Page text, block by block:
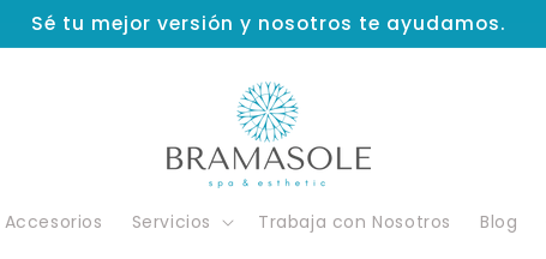
Sé tu mejor versión y nosotros te ayudamos.
Accesorios Servicios Trabaja con Nosotros Blog